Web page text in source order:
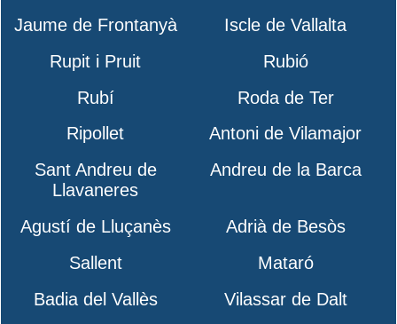
Jaume de Frontanyà
Iscle de Vallalta
Rupit i Pruit
Rubió
Rubí
Roda de Ter
Ripollet
Antoni de Vilamajor
Sant Andreu de
Llavaneres
Andreu de la Barca
Agustí de Lluçanès
Adrià de Besòs
Sallent
Mataró
Badia del Vallès
Vilassar de Dalt